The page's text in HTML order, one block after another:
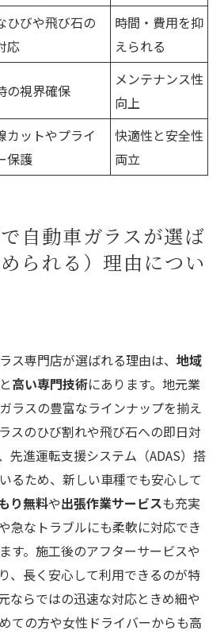
ひびや飛び石の
応
時間・費用を抑
えられる
の視界確保
メンテナンス性
向上
カットやプライ
保護
快適性と安全性
両立
自動車ガラスが選ば
られる）理由につい
ス専門店が選ばれる理由は、 地域
と高い専門技術にあります。地元業
ラスの豊富なラインナップを揃え
スのひび割れや飛び石への即日対
先進運転支援システム（ADAS）搭
るため、新しい車種でも安心して
り無料や出張作業サービスも充実
急なトラブルにも柔軟に対応でき
す。施工後のアフターサービスや
、長く安心して利用できるのが特
ならではの迅速な対応ときめ細や
ての方や女性ドライバーからも高